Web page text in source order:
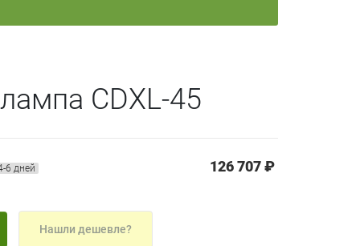
CDXL-45
6 дней 126 707 ₽
Нашли дешевле?